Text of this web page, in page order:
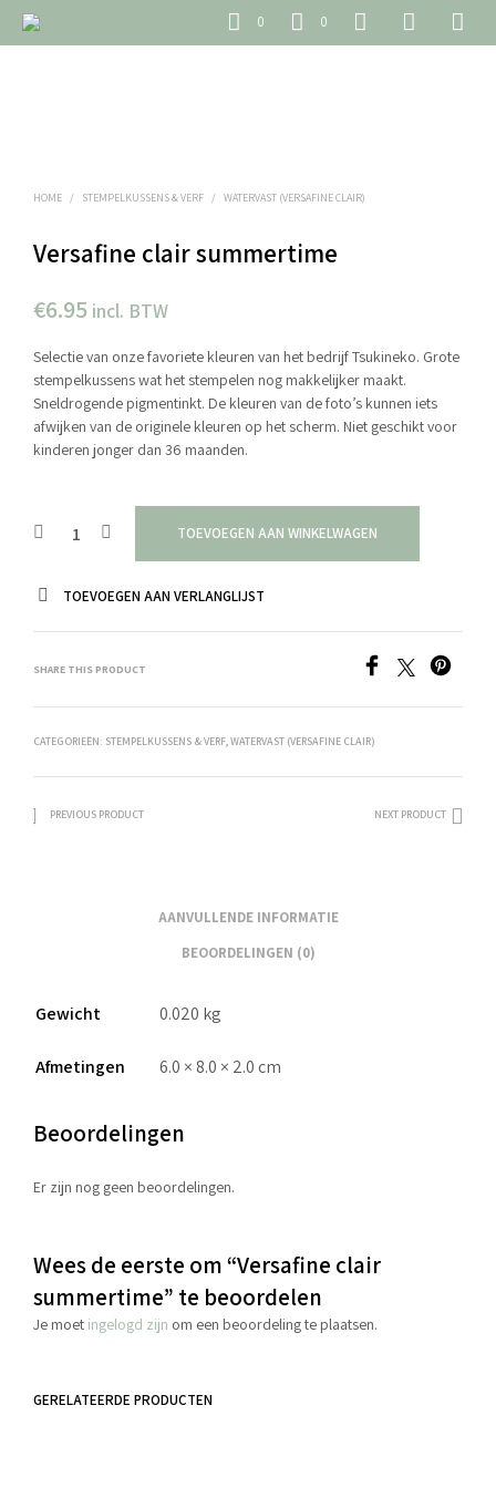
0 0
HOME / STEMPELKUSSENS & VERF / WATERVAST (VERSAFINE CLAIR)
Versafine clair summertime
€6.95 incl. BTW
Selectie van onze favoriete kleuren van het bedrijf Tsukineko. Grote
stempelkussens wat het stempelen nog makkelijker maakt.
Sneldrogende pigmentinkt. De kleuren van de foto’s kunnen iets
afwijken van de originele kleuren op het scherm. Niet geschikt voor
kinderen jonger dan 36 maanden.
TOEVOEGEN AAN WINKELWAGEN
TOEVOEGEN AAN VERLANGLIJST
SHARE THIS PRODUCT
CATEGORIEËN: STEMPELKUSSENS & VERF,WATERVAST (VERSAFINE CLAIR)
PREVIOUS PRODUCT NEXT PRODUCT
AANVULLENDE INFORMATIE
BEOORDELINGEN (0)
Gewicht 0.020 kg
Afmetingen 6.0 × 8.0 × 2.0 cm
Beoordelingen
Er zijn nog geen beoordelingen.
Wees de eerste om “Versafine clair
summertime” te beoordelen
Je moet ingelogd zijn om een beoordeling te plaatsen.
GERELATEERDE PRODUCTEN